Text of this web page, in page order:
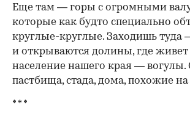
Еще там — горы с огромными
которые как будто специально
круглые-круглые. Заходишь туда
и открываются долины, где
население нашего края — вогулы.
пастбища, стада, дома, похожие
* * *